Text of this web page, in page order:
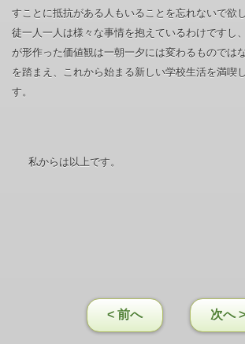
すことに抵抗がある人もいることを忘れないで欲
徒一人一人は様々な事情を抱えているわけですし
が形作った価値観は一朝一夕には変わるものでは
を踏まえ、これから始まる新しい学校生活を満喫
す。
私からは以上です。
< 前へ 次へ >